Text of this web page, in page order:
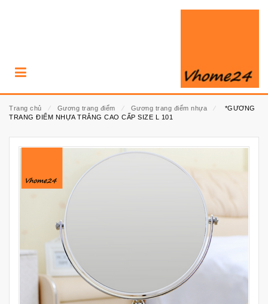
Trang chủ ⁄ Gương trang điểm ⁄ Gương trang điểm nhựa ⁄
*GƯƠNG
TRANG ĐIỂM NHỰA TRẮNG CAO CẤP SIZE L 101